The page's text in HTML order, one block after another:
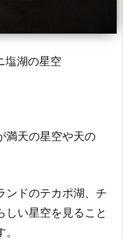
湖の星空
満天の星空や天の
ンドのテカポ湖、チ
しい星空を見ること